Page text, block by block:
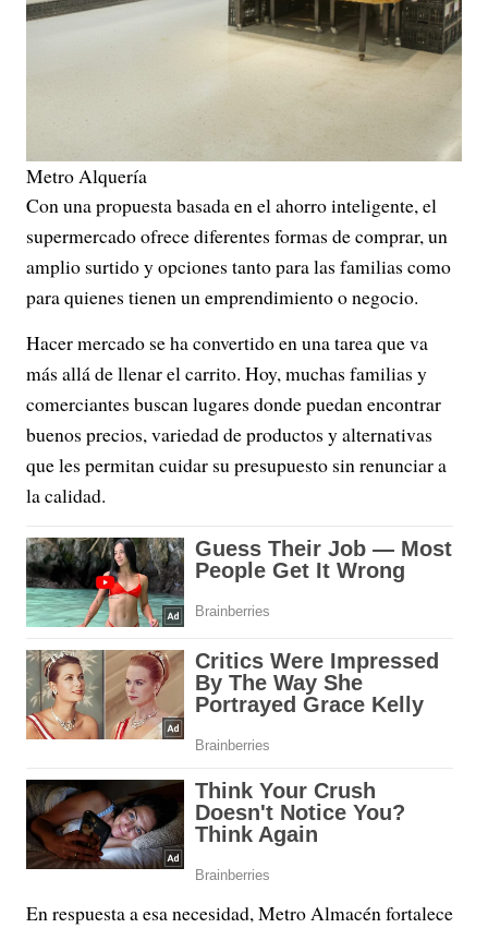
Metro Alquería
Con una propuesta basada en el ahorro inteligente, el
supermercado ofrece diferentes formas de comprar, un
amplio surtido y opciones tanto para las familias como
para quienes tienen un emprendimiento o negocio.
Hacer mercado se ha convertido en una tarea que va
más allá de llenar el carrito. Hoy, muchas familias y
comerciantes buscan lugares donde puedan encontrar
buenos precios, variedad de productos y alternativas
que les permitan cuidar su presupuesto sin renunciar a
la calidad.
En respuesta a esa necesidad, Metro Almacén fortalece